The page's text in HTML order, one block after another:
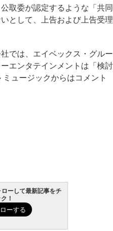
取委が認定するような「共同
として、上告および上告受理
では、エイベックス・グルー
エンタテインメントは「検討
ュージックからはコメント
ーして最新記事をチ
！